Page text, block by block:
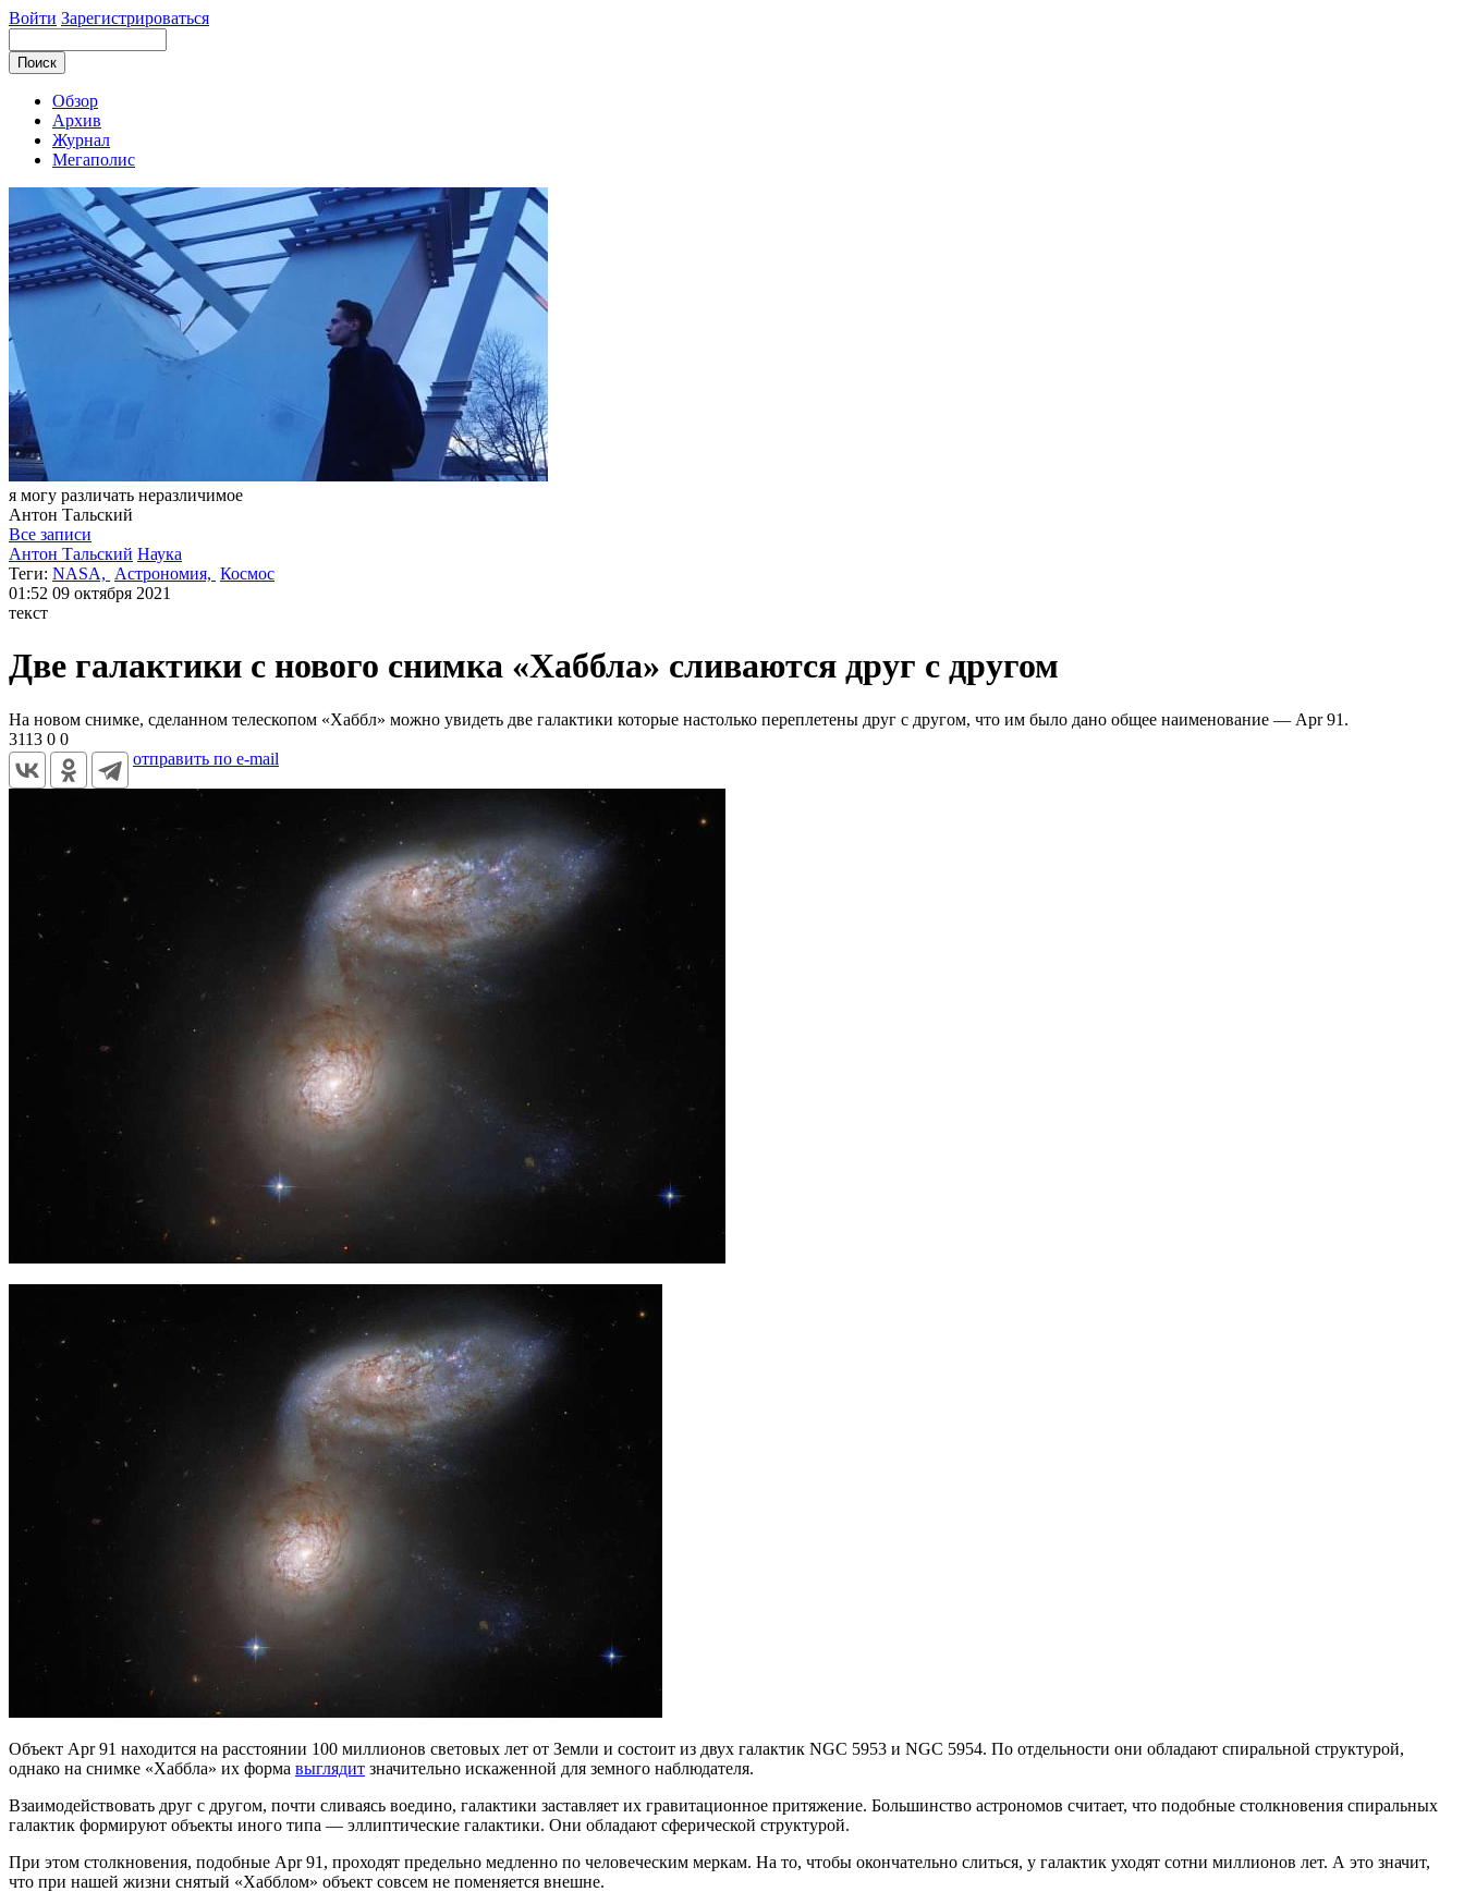
Войти Зарегистрироваться
Обзор
Архив
Журнал
Мегаполис
я могу различать неразличимое
Антон Тальский
Все записи
Антон Тальский Наука
Теги: NASA, Астрономия, Космос
01:52 09 октября 2021
текст
Две галактики с нового снимка «Хаббла» сливаются друг с другом
На новом снимке, сделанном телескопом «Хаббл» можно увидеть две галактики которые настолько переплетены друг с другом, что им было дано общее наименование — Apr 91.
3113 0 0
отправить по e-mail
Объект Apr 91 находится на расстоянии 100 миллионов световых лет от Земли и состоит из двух галактик NGC 5953 и NGC 5954. По отдельности они обладают спиральной структурой,
однако на снимке «Хаббла» их форма выглядит значительно искаженной для земного наблюдателя.
Взаимодействовать друг с другом, почти сливаясь воедино, галактики заставляет их гравитационное притяжение. Большинство астрономов считает, что подобные столкновения спиральных
галактик формируют объекты иного типа — эллиптические галактики. Они обладают сферической структурой.
При этом столкновения, подобные Apr 91, проходят предельно медленно по человеческим меркам. На то, чтобы окончательно слиться, у галактик уходят сотни миллионов лет. А это значит,
что при нашей жизни снятый «Хабблом» объект совсем не поменяется внешне.